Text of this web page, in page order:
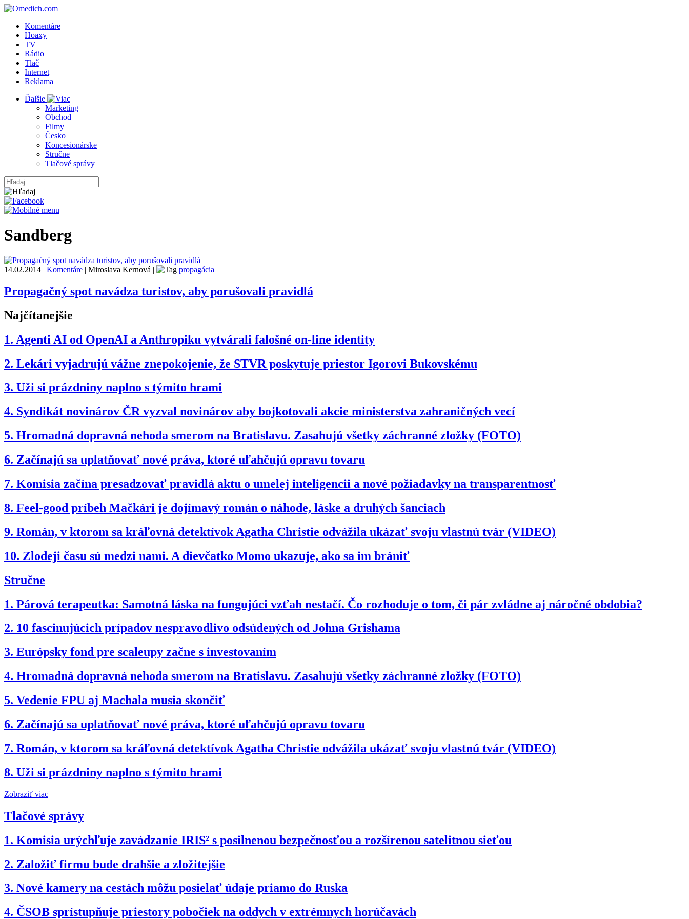
Komentáre
Hoaxy
TV
Rádio
Tlač
Internet
Reklama
Ďalšie
Marketing
Obchod
Filmy
Česko
Koncesionárske
Stručne
Tlačové správy
Sandberg
14.02.2014 | Komentáre | Miroslava Kernová | propagácia
Propagačný spot navádza turistov, aby porušovali pravidlá
Najčítanejšie
1. Agenti AI od OpenAI a Anthropiku vytvárali falošné on-line identity
2. Lekári vyjadrujú vážne znepokojenie, že STVR poskytuje priestor Igorovi Bukovskému
3. Uži si prázdniny naplno s týmito hrami
4. Syndikát novinárov ČR vyzval novinárov aby bojkotovali akcie ministerstva zahraničných vecí
5. Hromadná dopravná nehoda smerom na Bratislavu. Zasahujú všetky záchranné zložky (FOTO)
6. Začínajú sa uplatňovať nové práva, ktoré uľahčujú opravu tovaru
7. Komisia začína presadzovať pravidlá aktu o umelej inteligencii a nové požiadavky na transparentnosť
8. Feel-good príbeh Mačkári je dojímavý román o náhode, láske a druhých šanciach
9. Román, v ktorom sa kráľovná detektívok Agatha Christie odvážila ukázať svoju vlastnú tvár (VIDEO)
10. Zlodeji času sú medzi nami. A dievčatko Momo ukazuje, ako sa im brániť
Stručne
1. Párová terapeutka: Samotná láska na fungujúci vzťah nestačí. Čo rozhoduje o tom, či pár zvládne aj náročné obdobia?
2. 10 fascinujúcich prípadov nespravodlivo odsúdených od Johna Grishama
3. Európsky fond pre scaleupy začne s investovaním
4. Hromadná dopravná nehoda smerom na Bratislavu. Zasahujú všetky záchranné zložky (FOTO)
5. Vedenie FPU aj Machala musia skončiť
6. Začínajú sa uplatňovať nové práva, ktoré uľahčujú opravu tovaru
7. Román, v ktorom sa kráľovná detektívok Agatha Christie odvážila ukázať svoju vlastnú tvár (VIDEO)
8. Uži si prázdniny naplno s týmito hrami
Zobraziť viac
Tlačové správy
1. Komisia urýchľuje zavádzanie IRIS² s posilnenou bezpečnosťou a rozšírenou satelitnou sieťou
2. Založiť firmu bude drahšie a zložitejšie
3. Nové kamery na cestách môžu posielať údaje priamo do Ruska
4. ČSOB sprístupňuje priestory pobočiek na oddych v extrémnych horúčavách